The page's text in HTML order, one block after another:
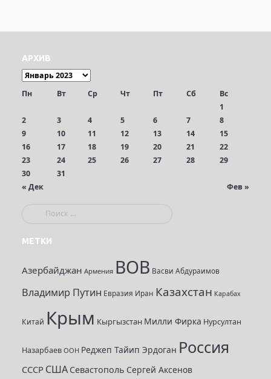
АРХИВ
Пн Вт Ср Чт Пт Сб Вс
« Дек Фев »
1
2
3 4 5 6 7
8
9
10 11 12 13 14
15
16
17 18 19 20 21
22
23
24 25 26 27 28
29
30
31
и
:
МЕТКИ
Азербайджан Армения ВОВ Васви Абдураимов
Владимир Путин Евразия Иран Казахстан Карабах
Китай Крым Кыргызстан Милли Фирка Нурсултан
Назарбаев ООН Реджеп Тайип Эрдоган Россия
СССР США Севастополь Сергей Аксенов